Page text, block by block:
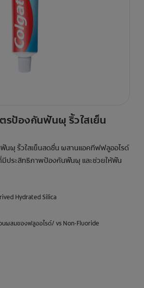
รป้องกันฟันผุ ริ้วใสเย็น
นผุ ริ้วใสเย็นสดชื่น ผสานแอคทีฟฟลูออไรด์
มีประสิทธิภาพป้องกันฟันผุ และช่วยให้ฟัน
Hydrated Silica
นผสมของฟลูออไรด์/ vs Non-Fluoride